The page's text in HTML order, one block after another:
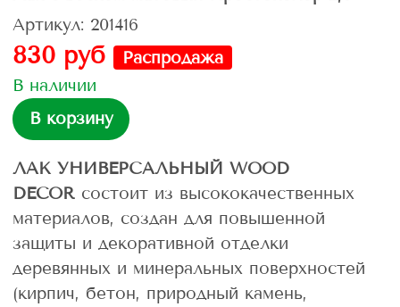
Артикул: 201416
830 руб
Распродажа
В наличии
В корзину
ЛАК УНИВЕРСАЛЬНЫЙ WOOD
DECOR состоит из высококачественных
материалов, создан для повышенной
защиты и декоративной отделки
деревянных и минеральных поверхностей
(кирпич, бетон, природный камень,